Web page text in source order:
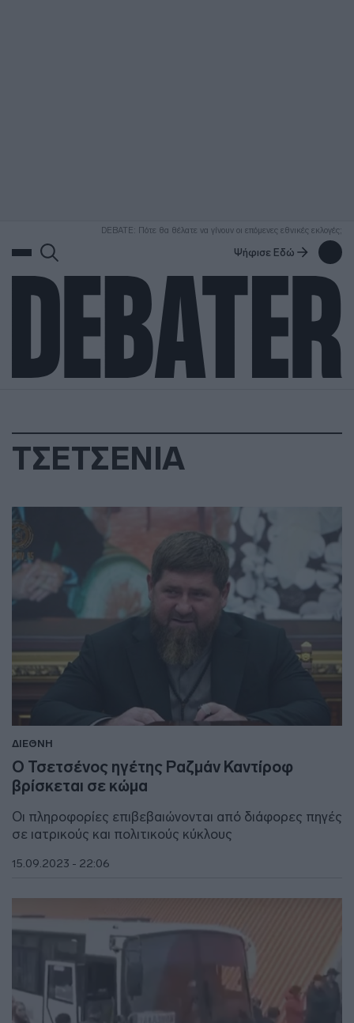
DEBATE: Πότε θα θέλατε να γίνουν οι επόμενες εθνικές εκλογές;
Ψήφισε Εδώ
ΤΣΕΤΣΕΝΙΑ
ΔΙΕΘΝΗ
Ο Τσετσένος ηγέτης Ραζμάν Καντίροφ
βρίσκεται σε κώμα
Οι πληροφορίες επιβεβαιώνονται από διάφορες πηγές
σε ιατρικούς και πολιτικούς κύκλους
15.09.2023 - 22:06